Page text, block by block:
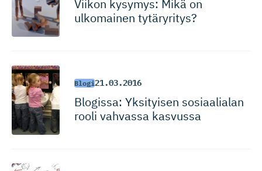
Viikon kysymys: Mikä on
ulkomainen tytäryritys?
Blogi21.03.2016
Blogissa: Yksityisen sosiaalialan
rooli vahvassa kasvussa